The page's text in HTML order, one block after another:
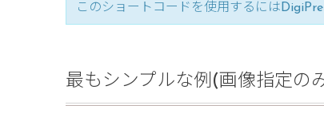
このショートコードを使用するには
最もシンプルな例(画像指定の